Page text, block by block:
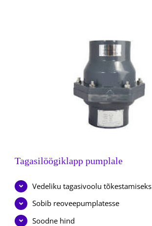
Tagasilöögiklapp pumplale
Vedeliku tagasivoolu tõkestamiseks
Sobib reoveepumplatesse
Soodne hind